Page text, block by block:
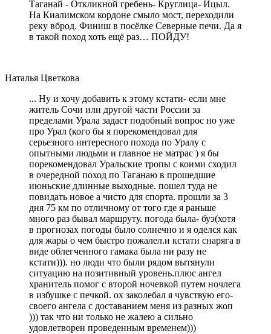
Таганай - Откликной гребень- Круглица- Ицыл.
На Киалимском кордоне смыло мост, переходили
реку вброд. Финиш в посёлке Северные печи. Да я
в такой поход хоть ещё раз… ПОЙДУ!
Наталья Цветкова
... Ну и хочу добавить к этому кстати- если мне
житель Сочи или другой части России за
пределами Урала задаст подобный вопрос но уже
про Урал (кого бы я порекомендовал для
серьезного интересного похода по Уралу с
опытными людьми и главное не матрас ) я бы
порекомендовал Уральские тропы с коими сходил
в очередной поход по Таганаю в прошедшие
июньские длинные выходные. пошел туда не
повидать новое а чисто для спорта. прошли за 3
дня 75 км по отличному от того где я раньше
много раз бывал маршруту. погода была- буэ(хотя
в прогнозах погоды было солнечно и я оделся как
для жары о чем быстро пожалел.и кстати снаряга в
виде облегченного гамака была ни разу не
кстати))). но люди что были рядом вытянули
ситуацию на позитивный уровень.плюс ангел
хранитель помог с второй ночевкой путем ночлега
в избушке с печкой. ох заколебал я чувствую его-
своего ангела с доставанием меня из разных жоп
))) так что ни только не жалею а сильно
удовлетворен проведенным временем)))